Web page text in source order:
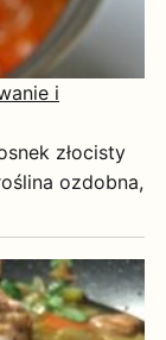
i
złocisty
ozdobna,